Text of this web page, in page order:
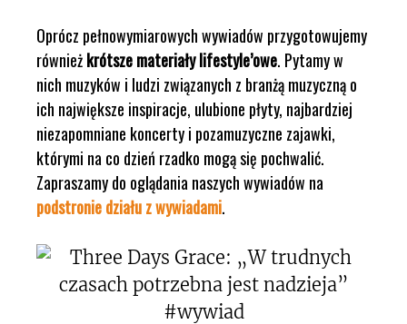
Oprócz pełnowymiarowych wywiadów przygotowujemy
równieżkrótsze materiały lifestyle’owe. Pytamy w
nich muzyków i ludzi związanych z branżą muzyczną o
ich największe inspiracje, ulubione płyty, najbardziej
niezapomniane koncerty i pozamuzyczne zajawki,
którymi na co dzień rzadko mogą się pochwalić.
Zapraszamy do oglądania naszych wywiadów na
podstronie działu z wywiadami.